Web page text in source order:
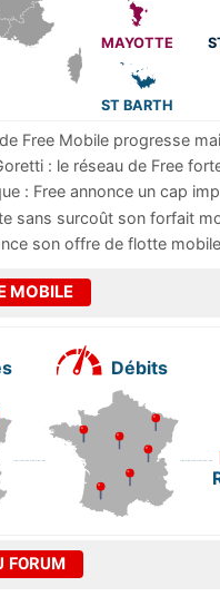
MAYOTTE
ST BARTH
Free Mobile progresse
: le réseau de Free
: Free annonce un cap
sans surcoût son forfait
son offre de flotte
MOBILE
Débits
FORUM